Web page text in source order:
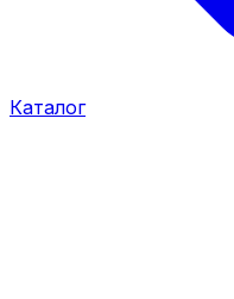
Каталог